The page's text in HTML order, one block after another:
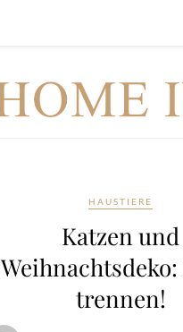
HAUSTIERE
Katzen und
Weihnachtsdeko:
trennen!